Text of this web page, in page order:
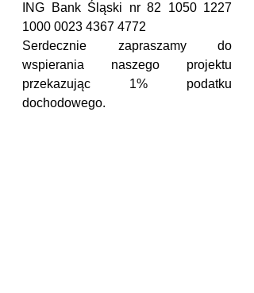
ING Bank Śląski nr 82 1050 1227
1000 0023 4367 4772
Serdecznie zapraszamy do
wspierania naszego projektu
przekazując 1% podatku
dochodowego.